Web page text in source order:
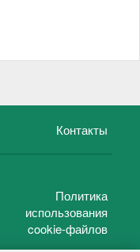
Контакты
Политика
использования
cookie-файлов